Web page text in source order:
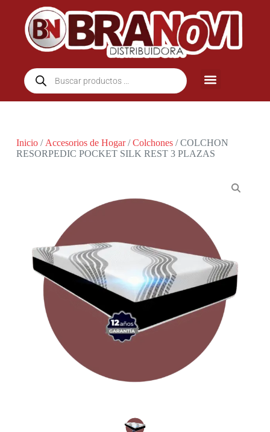
Inicio/ Accesorios de Hogar/Colchones/ COLCHON
RESORPEDIC POCKET SILK REST 3 PLAZAS